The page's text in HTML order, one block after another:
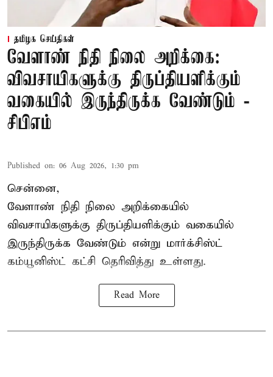
தமிழக செய்திகள்
வேளாண் நிதி நிலை அறிக்கை:
விவசாயிகளுக்கு திருப்தியளிக்கும்
வகையில் இருந்திருக்க வேண்டும் -
சிபிஎம்
Published on: 06 Aug 2026, 1:30 pm
சென்னை,
வேளாண் நிதி நிலை அறிக்கையில்
விவசாயிகளுக்கு திருப்தியளிக்கும் வகையில்
இருந்திருக்க வேண்டும் என்று மார்க்சிஸ்ட்
கம்யூனிஸ்ட் கட்சி தெரிவித்து உள்ளது.
Read More